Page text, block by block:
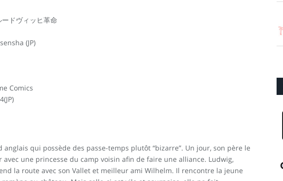
ドヴィッヒ革命
(JP)
Comics
qui possède des passe-temps plutôt “bizarre”. Un jour, son père le
une princesse du camp voisin afin de faire une alliance. Ludwig,
la route avec son Vallet et meilleur ami Wilhelm. Il rencontre la jeune